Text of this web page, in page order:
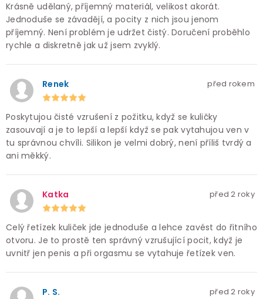
Krásně udělaný, příjemný materiál, velikost akorát.
Jednoduše se závadějí, a pocity z nich jsou jenom
příjemný. Není problém je udržet čistý. Doručení proběhlo
rychle a diskretně jak už jsem zvyklý.
Renek před rokem
Poskytujou čisté vzrušení z požitku, když se kuličky
zasouvají a je to lepší a lepší když se pak vytahujou ven v
tu správnou chvíli. Silikon je velmi dobrý, není příliš tvrdý a
ani měkký.
Katka před 2 roky
Celý řetízek kuliček jde jednoduše a lehce zavést do řitního
otvoru. Je to prostě ten správný vzrušující pocit, když je
uvnitř jen penis a při orgasmu se vytahuje řetízek ven.
P. S. před 2 roky